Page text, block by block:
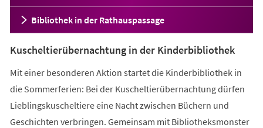
Bibliothek in der Rathauspassage
Kuscheltierübernachtung in der Kinderbibliothek
Mit einer besonderen Aktion startet die Kinderbibliothek in
die Sommerferien: Bei der Kuscheltierübernachtung dürfen
Lieblingskuscheltiere eine Nacht zwischen Büchern und
Geschichten verbringen. Gemeinsam mit Bibliotheksmonster